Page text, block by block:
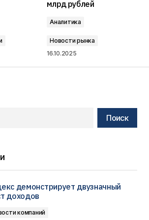
млрд рублей
Аналитика
Новости рынка
16.10.2025
Поиск
демонстрирует двузначный
доходов
компаний